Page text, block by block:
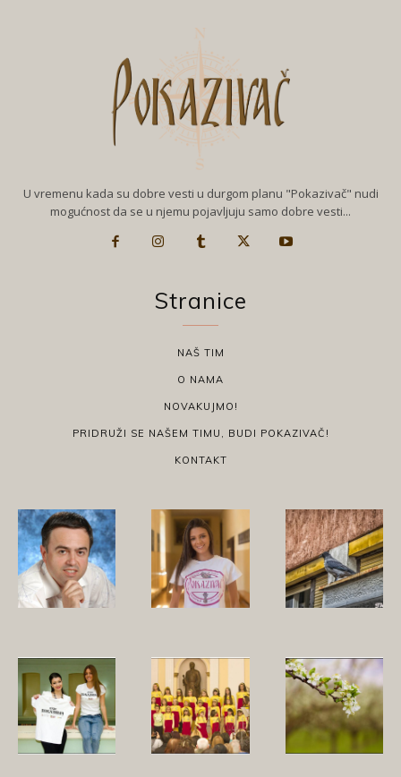
U vremenu kada su dobre vesti u durgom planu "Pokazivač" nudi
mogućnost da se u njemu pojavljuju samo dobre vesti...
Stranice
NAŠ TIM
O NAMA
NOVAKUJMO!
PRIDRUŽI SE NAŠEM TIMU, BUDI POKAZIVAČ!
KONTAKT